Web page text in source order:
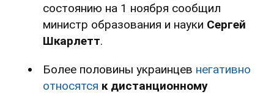
состоянию на 1 ноября сообщил
министр образования и науки Сергей
Шкарлетт.
Более половины украинцев негативно
относятся к дистанционному